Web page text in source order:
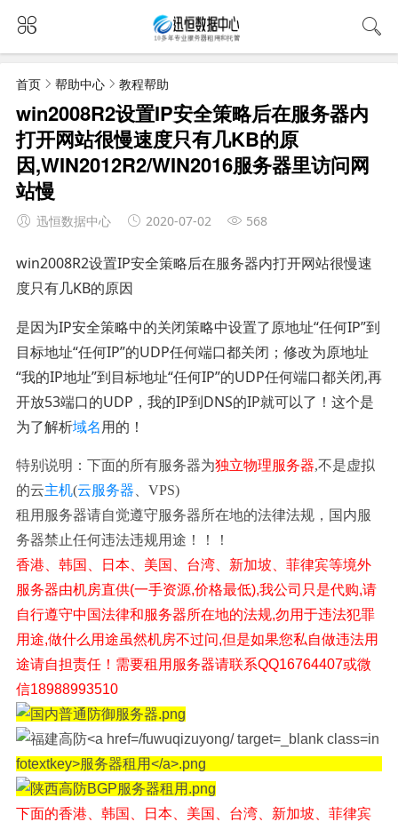
首页 帮助中心 教程帮助
win2008R2设置IP安全策略后在服务器内
打开网站很慢速度只有几KB的原
因,WIN2012R2/WIN2016服务器里访问网
站慢
迅恒数据中心 2020-07-02 568
win2008R2设置IP安全策略后在服务器内打开网站很慢速
度只有几KB的原因
是因为IP安全策略中的关闭策略中设置了原地址“任何IP”到
目标地址“任何IP”的UDP任何端口都关闭；修改为原地址
“我的IP地址”到目标地址“任何IP”的UDP任何端口都关闭,再
开放53端口的UDP，我的IP到DNS的IP就可以了！这个是
为了解析域名用的！
特别说明：下面的所有服务器为独立物理服务器,不是虚拟
的云主机(云服务器 、VPS)
租用服务器请自觉遵守服务器所在地的法律法规，国内服
务器禁止任何违法违规用途！！！
香港、韩国、日本、美国、台湾、新加坡、菲律宾等境外
服务器由机房直供(一手资源,价格最低),我公司只是代购,请
自行遵守中国法律和服务器所在地的法规,勿用于违法犯罪
用途,做什么用途虽然机房不过问,但是如果您私自做违法用
途请自担责任！需要租用服务器请联系QQ16764407或微
信18988993510
下面的香港、韩国、日本、美国、台湾、新加坡、菲律宾